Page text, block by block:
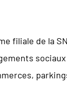
filiale de la